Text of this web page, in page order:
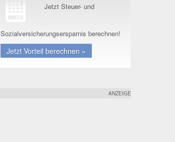
Jetzt Steuer- und
Sozialversicherungsersparnis berechnen!
Jetzt Vorteil berechnen »
ANZEIGE